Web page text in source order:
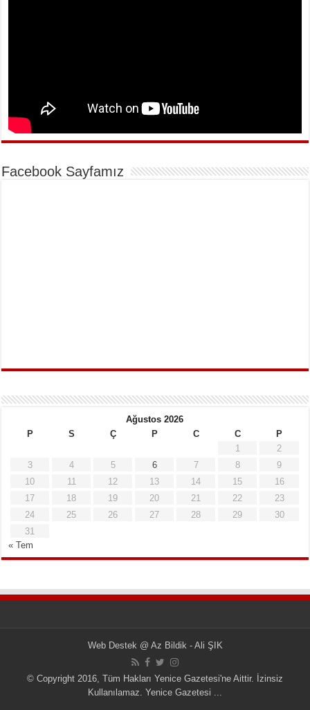
Facebook Sayfamız
Ağustos 2026
P
S Ç P C C
P
1
2
3
4 5 6 7 8
9
10
11 12 13 14 15
16
17
18 19 20 21 22
23
24
25 26 27 28 29
30
31
« Tem
Web Destek @ Az Bildik - Ali ŞIK
© Copyright 2016, Tüm Hakları Yenice Gazetesi'ne Aittir. İzinsiz
Kullanılamaz. Yenice Gazetesi